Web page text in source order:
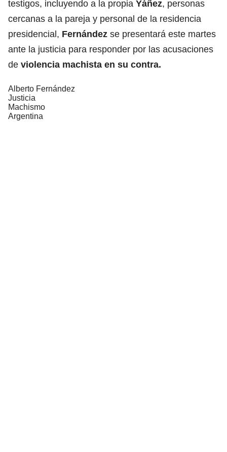
testigos, incluyendo a la propia Yáñez, personas
cercanas a la pareja y personal de la residencia
presidencial, Fernández se presentará este martes
ante la justicia para responder por las acusaciones
de violencia machista en su contra.
Alberto Fernández
Justicia
Machismo
Argentina